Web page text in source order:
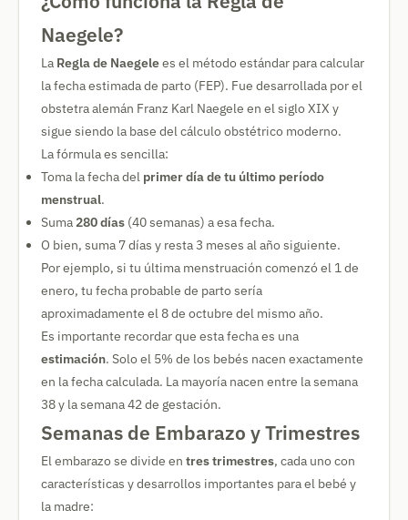
Naegele?
La Regla de Naegelees el método estándar para calcular
la fecha estimada de parto (FEP). Fue desarrollada por el
obstetra alemán Franz Karl Naegele en el siglo XIX y
sigue siendo la base del cálculo obstétrico moderno.
La fórmula es sencilla:
Toma la fecha del primer día de tu último período
menstrual.
Suma 280 días (40 semanas) a esa fecha.
O bien, suma 7 días y resta 3 meses al año siguiente.
Por ejemplo, si tu última menstruación comenzó el 1 de
enero, tu fecha probable de parto sería
aproximadamente el 8 de octubre del mismo año.
Es importante recordar que esta fecha es una
estimación. Solo el 5% de los bebés nacen exactamente
en la fecha calculada. La mayoría nacen entre la semana
38 y la semana 42 de gestación.
Semanas de Embarazo y Trimestres
El embarazo se divide en tres trimestres, cada uno con
características y desarrollos importantes para el bebé y
la madre: